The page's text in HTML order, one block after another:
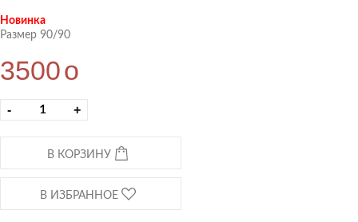
Новинка
Размер 90/90
3500o
- +
В КОРЗИНУ
В ИЗБРАННОЕ